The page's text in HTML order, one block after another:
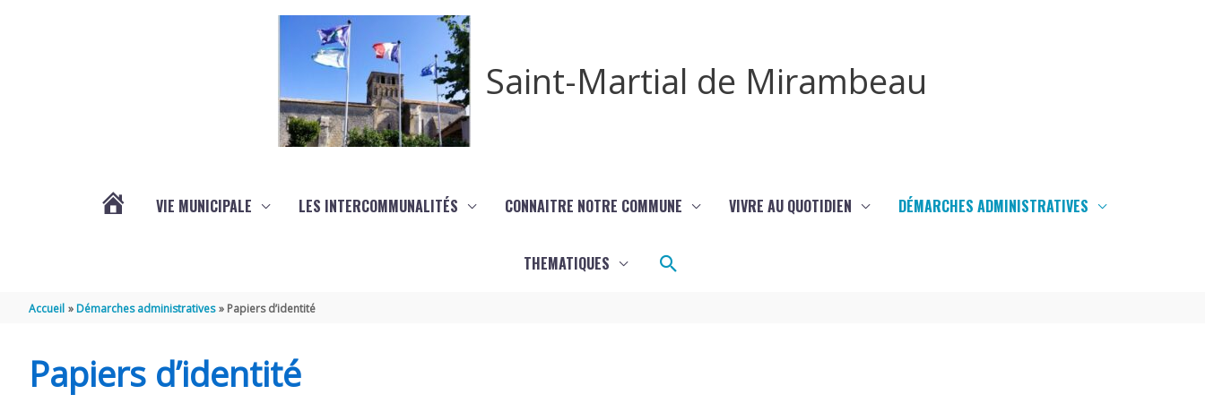
Saint-Martial de Mirambeau
VIE MUNICIPALE LES INTERCOMMUNALITÉS CONNAITRE NOTRE COMMUNE VIVRE AU QUOTIDIEN DÉMARCHES ADMINISTRATIVES
THEMATIQUES Rechercher
Accueil Démarches administratives Papiers d’identité
Papiers d’identité